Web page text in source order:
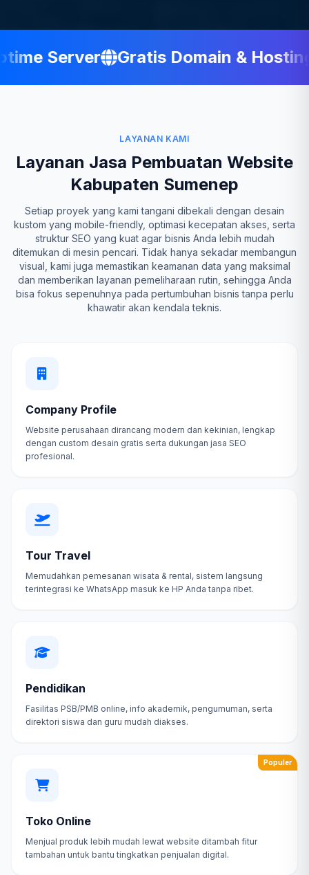
Server Gratis Domain & Hosting
LAYANAN KAMI
Layanan Jasa Pembuatan Website
Kabupaten Sumenep
Setiap proyek yang kami tangani dibekali dengan desain
kustom yang mobile-friendly, optimasi kecepatan akses, serta
struktur SEO yang kuat agar bisnis Anda lebih mudah
ditemukan di mesin pencari. Tidak hanya sekadar membangun
visual, kami juga memastikan keamanan data yang maksimal
dan memberikan layanan pemeliharaan rutin, sehingga Anda
bisa fokus sepenuhnya pada pertumbuhan bisnis tanpa perlu
khawatir akan kendala teknis.
Company Profile
Website perusahaan dirancang modern dan kekinian, lengkap
dengan custom desain gratis serta dukungan jasa SEO
profesional.
Tour Travel
Memudahkan pemesanan wisata & rental, sistem langsung
terintegrasi ke WhatsApp masuk ke HP Anda tanpa ribet.
Pendidikan
Fasilitas PSB/PMB online, info akademik, pengumuman, serta
direktori siswa dan guru mudah diakses.
Populer
Toko Online
Menjual produk lebih mudah lewat website ditambah fitur
tambahan untuk bantu tingkatkan penjualan digital.